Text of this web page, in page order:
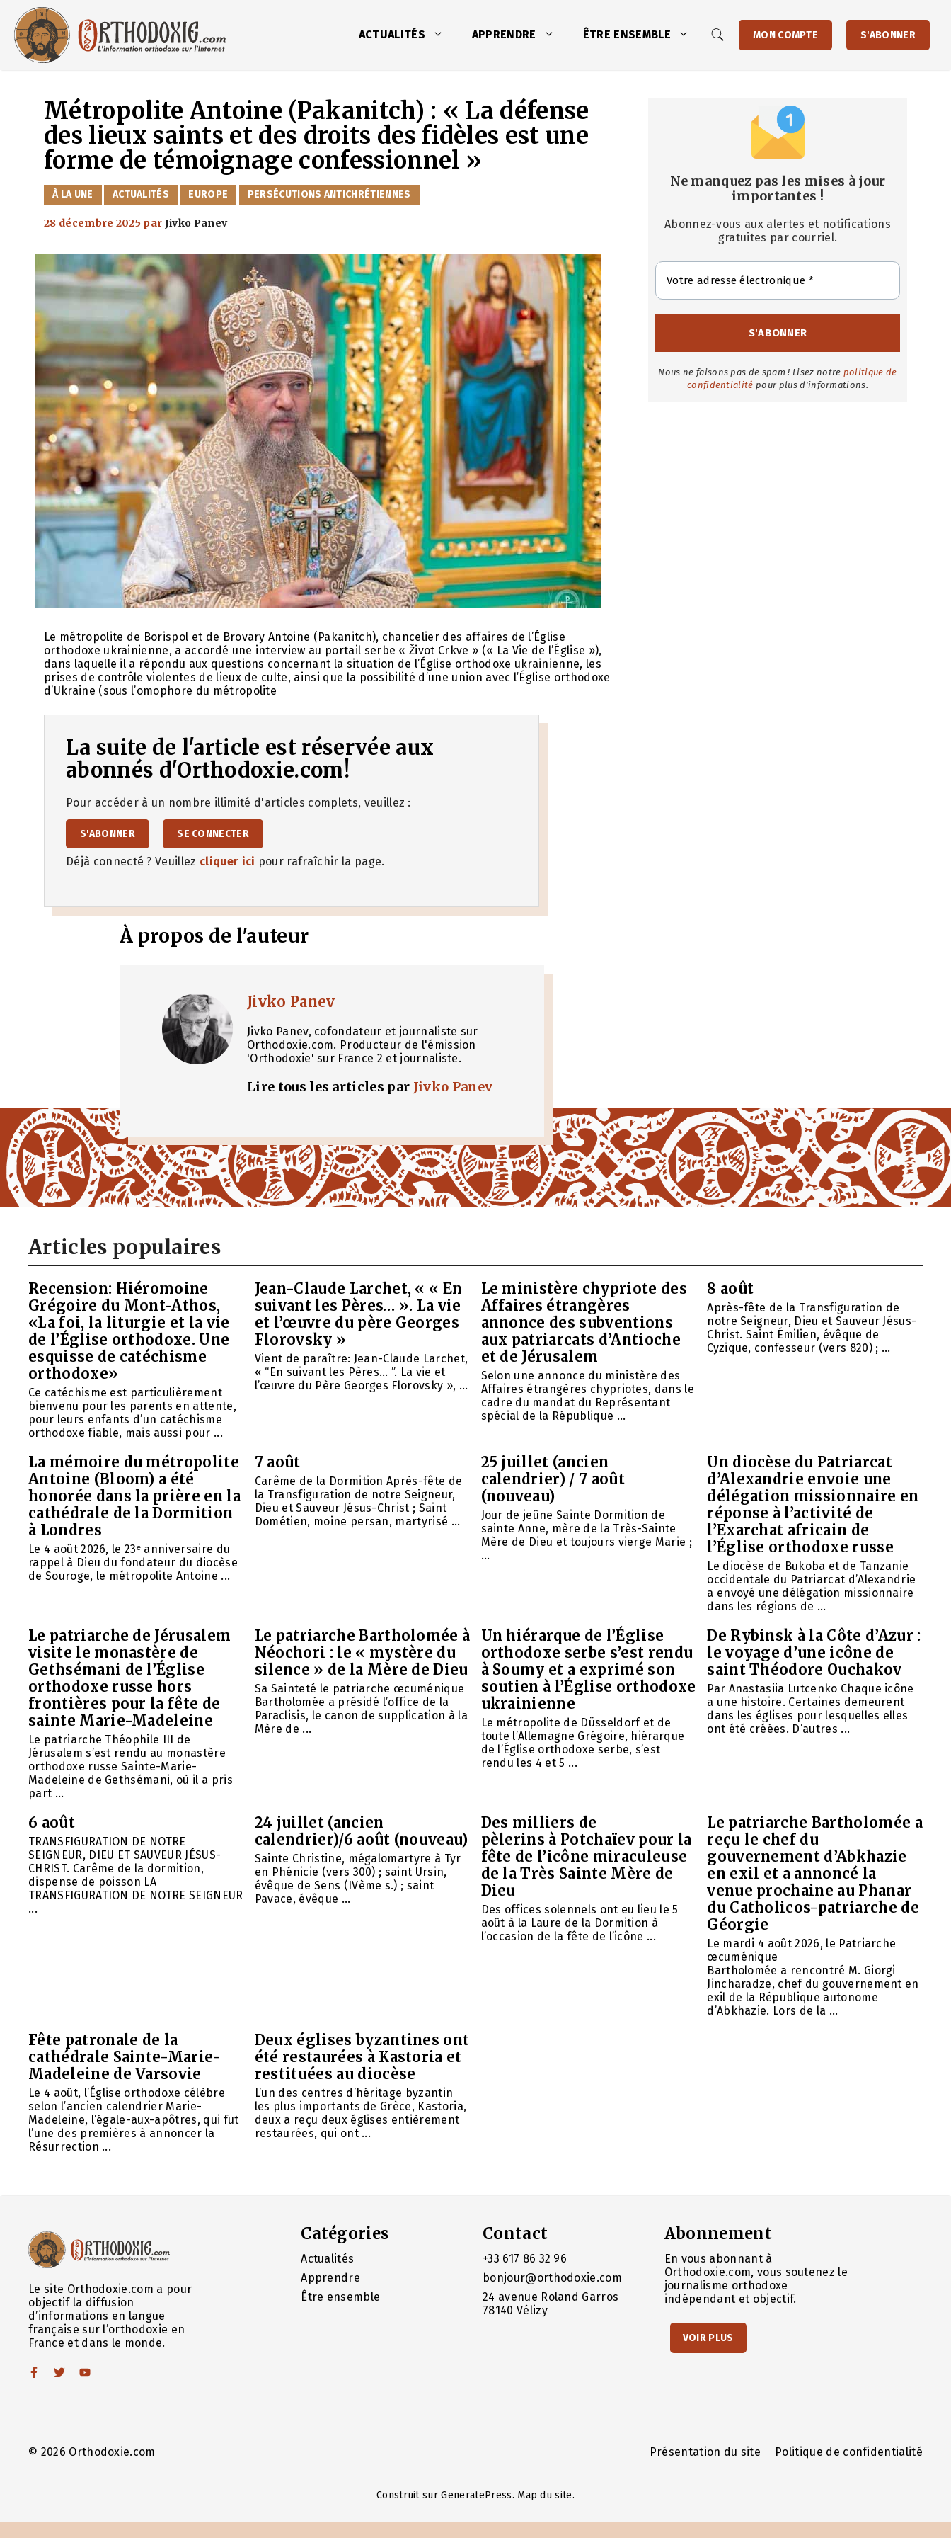
contenu
ACTUALITÉS APPRENDRE ÊTRE ENSEMBLE MON COMPTE S'ABONNER
Métropolite Antoine (Pakanitch) : « La défense
des lieux saints et des droits des fidèles est une
forme de témoignage confessionnel »
CATÉGORIES
À LA UNE ACTUALITÉS EUROPE PERSÉCUTIONS ANTICHRÉTIENNES
28 décembre 2025 par Jivko Panev
Le métropolite de Borispol et de Brovary Antoine (Pakanitch), chancelier des affaires de l’Église
orthodoxe ukrainienne, a accordé une interview au portail serbe « Život Crkve » (« La Vie de l’Église »),
dans laquelle il a répondu aux questions concernant la situation de l’Église orthodoxe ukrainienne, les
prises de contrôle violentes de lieux de culte, ainsi que la possibilité d’une union avec l’Église orthodoxe
d’Ukraine (sous l’omophore du métropolite
La suite de l'article est réservée aux
abonnés d'Orthodoxie.com!
Pour accéder à un nombre illimité d'articles complets, veuillez :
S'ABONNER SE CONNECTER
Déjà connecté ? Veuillez cliquer ici pour rafraîchir la page.
À propos de l'auteur
Jivko Panev
Jivko Panev, cofondateur et journaliste sur
Orthodoxie.com. Producteur de l'émission
'Orthodoxie' sur France 2 et journaliste.
Lire tous les articles par Jivko Panev
Ne manquez pas les mises à jour
importantes !
Abonnez-vous aux alertes et notifications
gratuites par courriel.
Nous ne faisons pas de spam ! Lisez notre politique de
confidentialité pour plus d'informations.
Articles populaires
Recension: Hiéromoine
Grégoire du Mont-Athos,
«La foi, la liturgie et la vie
de l’Église orthodoxe. Une
esquisse de catéchisme
orthodoxe»
Ce catéchisme est particulièrement
bienvenu pour les parents en attente,
pour leurs enfants d’un catéchisme
orthodoxe fiable, mais aussi pour ...
Jean-Claude Larchet, « « En
suivant les Pères… ». La vie
et l’œuvre du père Georges
Florovsky »
Vient de paraître: Jean-Claude Larchet,
« “En suivant les Pères… ”. La vie et
l’œuvre du Père Georges Florovsky », ...
Le ministère chypriote des
Affaires étrangères
annonce des subventions
aux patriarcats d’Antioche
et de Jérusalem
Selon une annonce du ministère des
Affaires étrangères chypriotes, dans le
cadre du mandat du Représentant
spécial de la République ...
8 août
Après-fête de la Transfiguration de
notre Seigneur, Dieu et Sauveur Jésus-
Christ. Saint Émilien, évêque de
Cyzique, confesseur (vers 820) ; ...
La mémoire du métropolite
Antoine (Bloom) a été
honorée dans la prière en la
cathédrale de la Dormition
à Londres
Le 4 août 2026, le 23ᵉ anniversaire du
rappel à Dieu du fondateur du diocèse
de Souroge, le métropolite Antoine ...
7 août
Carême de la Dormition Après-fête de
la Transfiguration de notre Seigneur,
Dieu et Sauveur Jésus-Christ ; Saint
Dométien, moine persan, martyrisé ...
25 juillet (ancien
calendrier) / 7 août
(nouveau)
Jour de jeûne Sainte Dormition de
sainte Anne, mère de la Très-Sainte
Mère de Dieu et toujours vierge Marie ;
...
Un diocèse du Patriarcat
d’Alexandrie envoie une
délégation missionnaire en
réponse à l’activité de
l’Exarchat africain de
l’Église orthodoxe russe
Le diocèse de Bukoba et de Tanzanie
occidentale du Patriarcat d’Alexandrie
a envoyé une délégation missionnaire
dans les régions de ...
Le patriarche de Jérusalem
visite le monastère de
Gethsémani de l’Église
orthodoxe russe hors
frontières pour la fête de
sainte Marie-Madeleine
Le patriarche Théophile III de
Jérusalem s’est rendu au monastère
orthodoxe russe Sainte-Marie-
Madeleine de Gethsémani, où il a pris
part ...
Le patriarche Bartholomée à
Néochori : le « mystère du
silence » de la Mère de Dieu
Sa Sainteté le patriarche œcuménique
Bartholomée a présidé l’office de la
Paraclisis, le canon de supplication à la
Mère de ...
Un hiérarque de l’Église
orthodoxe serbe s’est rendu
à Soumy et a exprimé son
soutien à l’Église orthodoxe
ukrainienne
Le métropolite de Düsseldorf et de
toute l’Allemagne Grégoire, hiérarque
de l’Église orthodoxe serbe, s’est
rendu les 4 et 5 ...
De Rybinsk à la Côte d’Azur :
le voyage d’une icône de
saint Théodore Ouchakov
Par Anastasiia Lutcenko Chaque icône
a une histoire. Certaines demeurent
dans les églises pour lesquelles elles
ont été créées. D’autres ...
6 août
TRANSFIGURATION DE NOTRE
SEIGNEUR, DIEU ET SAUVEUR JÉSUS-
CHRIST. Carême de la dormition,
dispense de poisson LA
TRANSFIGURATION DE NOTRE SEIGNEUR
...
24 juillet (ancien
calendrier)/6 août (nouveau)
Sainte Christine, mégalomartyre à Tyr
en Phénicie (vers 300) ; saint Ursin,
évêque de Sens (IVème s.) ; saint
Pavace, évêque ...
Des milliers de
pèlerins à Potchaïev pour la
fête de l’icône miraculeuse
de la Très Sainte Mère de
Dieu
Des offices solennels ont eu lieu le 5
août à la Laure de la Dormition à
l’occasion de la fête de l’icône ...
Le patriarche Bartholomée a
reçu le chef du
gouvernement d’Abkhazie
en exil et a annoncé la
venue prochaine au Phanar
du Catholicos-patriarche de
Géorgie
Le mardi 4 août 2026, le Patriarche
œcuménique
Bartholomée a rencontré M. Giorgi
Jincharadze, chef du gouvernement en
exil de la République autonome
d’Abkhazie. Lors de la ...
Fête patronale de la
cathédrale Sainte-Marie-
Madeleine de Varsovie
Le 4 août, l’Église orthodoxe célèbre
selon l’ancien calendrier Marie-
Madeleine, l’égale-aux-apôtres, qui fut
l’une des premières à annoncer la
Résurrection ...
Deux églises byzantines ont
été restaurées à Kastoria et
restituées au diocèse
L’un des centres d’héritage byzantin
les plus importants de Grèce, Kastoria,
deux a reçu deux églises entièrement
restaurées, qui ont ...
Le site Orthodoxie.com a pour
objectif la diffusion
d’informations en langue
française sur l’orthodoxie en
France et dans le monde.
Catégories
Actualités
Apprendre
Être ensemble
Contact
+33 617 86 32 96
bonjour@orthodoxie.com
24 avenue Roland Garros
78140 Vélizy
Abonnement
En vous abonnant à
Orthodoxie.com, vous soutenez le
journalisme orthodoxe
indépendant et objectif.
VOIR PLUS
© 2026 Orthodoxie.com Présentation du site Politique de confidentialité
Construit surGeneratePress. Map du site.